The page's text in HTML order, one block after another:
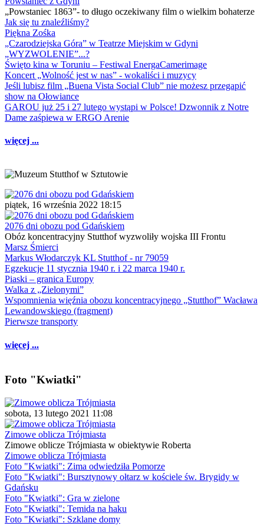
„Powstaniec 1863”- to długo oczekiwany film o wielkim bohaterze
Jak się tu znaleźliśmy?
Piękna Zośka
„Czarodziejska Góra” w Teatrze Miejskim w Gdyni
„WYZWOLENIE”...?
Święto kina w Toruniu – Festiwal EnergaCamerimage
Koncert „Wolność jest w nas” - wokaliści i muzycy
Jeśli lubisz film „Buena Vista Social Club” nie możesz przegapić
show na Ołowiance
GAROU już 25 i 27 lutego wystąpi w Polsce! Dzwonnik z Notre
Dame zaśpiewa w ERGO Arenie
więcej ...
piątek, 16 września 2022 18:15
2076 dni obozu pod Gdańskiem
Obóz koncentracyjny Stutthof wyzwoliły wojska III Frontu
Marsz Śmierci
Markus Włodarczyk KL Stutthof - nr 79059
Egzekucje 11 stycznia 1940 r. i 22 marca 1940 r.
Piaski – granica Europy
Walka z „Zielonymi”
Wspomnienia więźnia obozu koncentracyjnego „Stutthof” Wacława
Lewandowskiego (fragment)
Pierwsze transporty
więcej ...
Foto "Kwiatki"
sobota, 13 lutego 2021 11:08
Zimowe oblicza Trójmiasta
Zimowe oblicze Trójmiasta w obiektywie Roberta
Zimowe oblicza Trójmiasta
Foto "Kwiatki": Zima odwiedziła Pomorze
Foto "Kwiatki": Bursztynowy ołtarz w kościele św. Brygidy w
Gdańsku
Foto "Kwiatki": Gra w zielone
Foto "Kwiatki": Temida na haku
Foto "Kwiatki": Szklane domy